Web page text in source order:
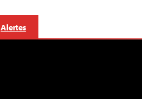
Alertes